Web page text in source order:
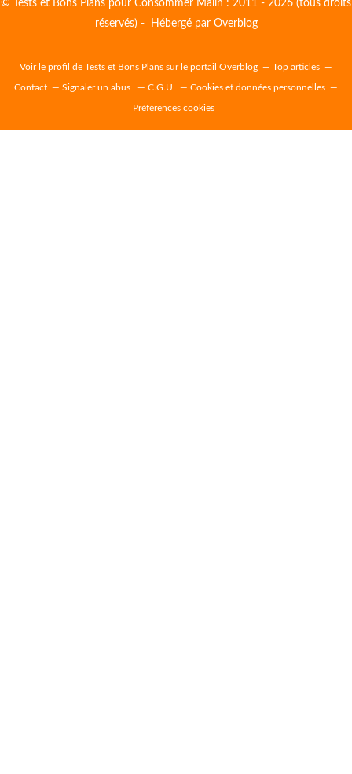
© Tests et Bons Plans pour Consommer Malin : 2011 - 2026 (tous droits
réservés) - Hébergé par Overblog
Voir le profil de Tests et Bons Plans sur le portail Overblog Top articles
Contact Signaler un abus C.G.U. Cookies et données personnelles
Préférences cookies